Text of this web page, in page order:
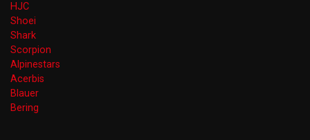
HJC
Shoei
Shark
Scorpion
Alpinestars
Acerbis
Blauer
Bering